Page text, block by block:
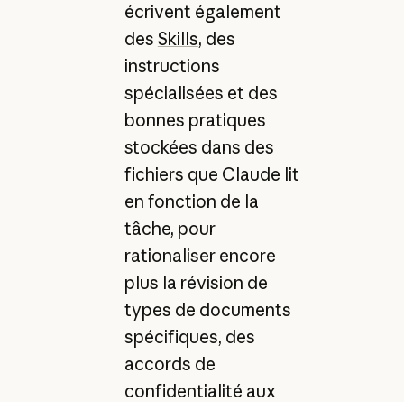
écrivent également
des Skills, des
instructions
spécialisées et des
bonnes pratiques
stockées dans des
fichiers que Claude lit
en fonction de la
tâche, pour
rationaliser encore
plus la révision de
types de documents
spécifiques, des
accords de
confidentialité aux